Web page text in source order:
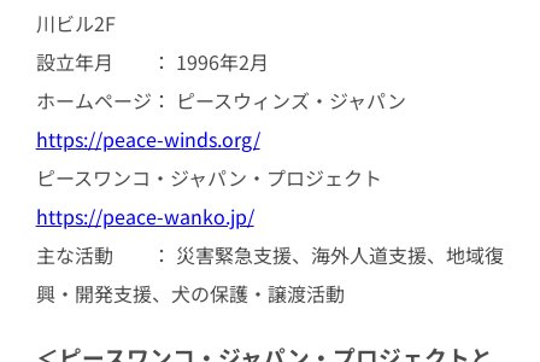
川ビル2F
設立年月 ： 1996年2月
ホームページ： ピースウィンズ・ジャパン
https://peace-winds.org/
ピースワンコ・ジャパン・プロジェクト
https://peace-wanko.jp/
主な活動 ： 災害緊急支援、海外人道支援、地域復
興・開発支援、犬の保護・譲渡活動